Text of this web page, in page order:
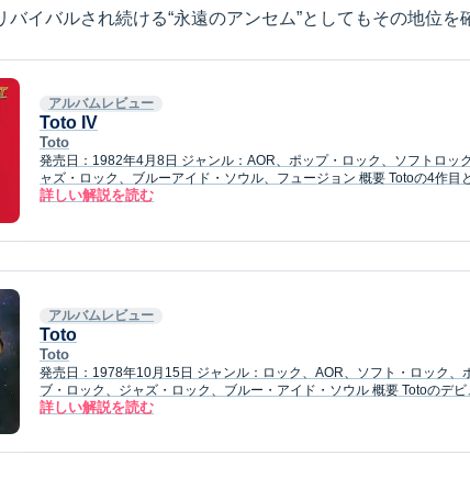
バイバルされ続ける“永遠のアンセム”としてもその地位を
アルバムレビュー
Toto IV
Toto
発売日：1982年4月8日 ジャンル：AOR、ポップ・ロック、ソフトロッ
ャズ・ロック、ブルーアイド・ソウル、フュージョン 概要 Totoの4作目
詳しい解説を読む
アルバムレビュー
Toto
Toto
発売日：1978年10月15日 ジャンル：ロック、AOR、ソフト・ロック、
ブ・ロック、ジャズ・ロック、ブルー・アイド・ソウル 概要 Totoのデビ
詳しい解説を読む